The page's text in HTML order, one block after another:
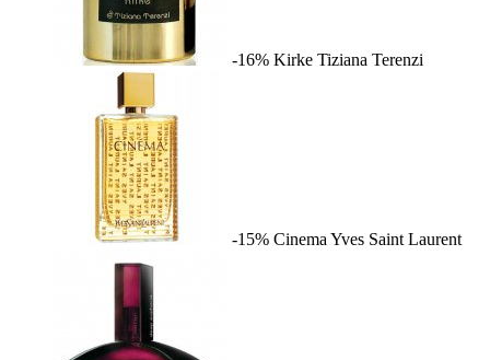
-16% Kirke Tiziana Terenzi
-15% Cinema Yves Saint Laurent